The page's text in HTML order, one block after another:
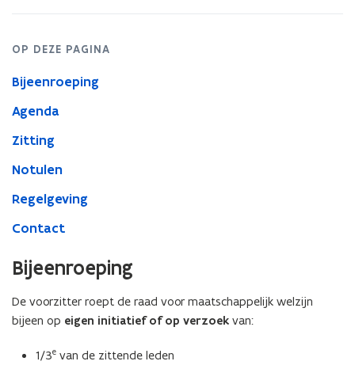
OP DEZE PAGINA
Bijeenroeping
Agenda
Zitting
Notulen
Regelgeving
Contact
Bijeenroeping
De voorzitter roept de raad voor maatschappelijk welzijn
bijeen op eigen initiatief of op verzoek van:
1/3e van de zittende leden